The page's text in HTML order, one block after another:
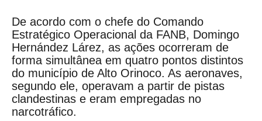
De acordo com o chefe do Comando
Estratégico Operacional da FANB, Domingo
Hernández Lárez, as ações ocorreram de
forma simultânea em quatro pontos distintos
do município de Alto Orinoco. As aeronaves,
segundo ele, operavam a partir de pistas
clandestinas e eram empregadas no
narcotráfico.